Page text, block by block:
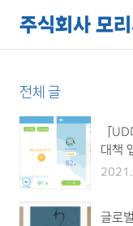
주식회사 모
전체 글
「
대책
글로